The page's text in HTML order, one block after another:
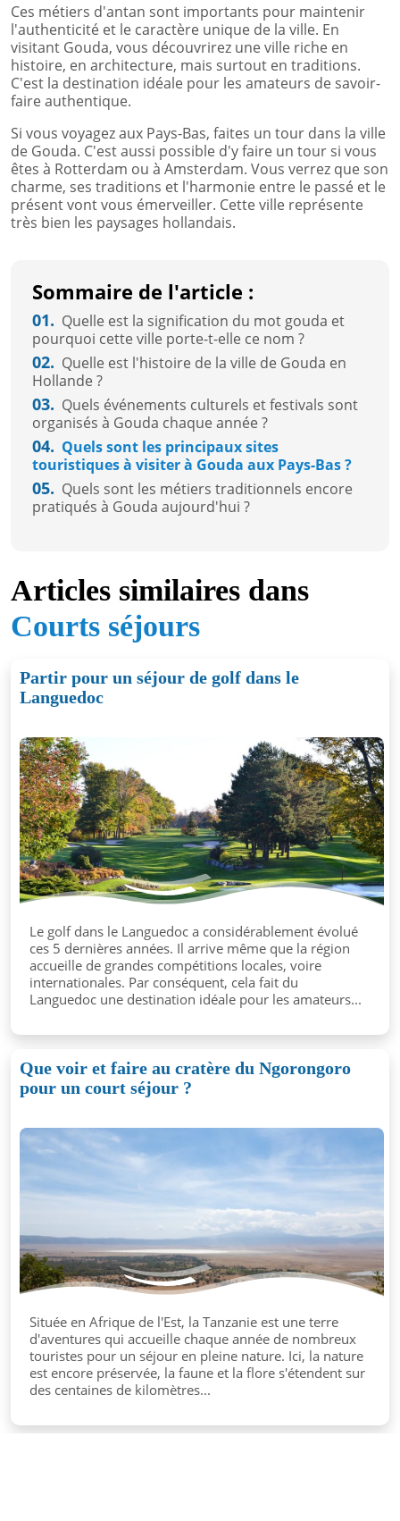
Ces métiers d'antan sont importants pour maintenir
l'authenticité et le caractère unique de la ville. En
visitant Gouda, vous découvrirez une ville riche en
histoire, en architecture, mais surtout en traditions.
C'est la destination idéale pour les amateurs de savoir-
faire authentique.
Si vous voyagez aux Pays-Bas, faites un tour dans la ville
de Gouda. C'est aussi possible d'y faire un tour si vous
êtes à Rotterdam ou à Amsterdam. Vous verrez que son
charme, ses traditions et l'harmonie entre le passé et le
présent vont vous émerveiller. Cette ville représente
très bien les paysages hollandais.
Sommaire de l'article :
01. Quelle est la signification du mot gouda et
pourquoi cette ville porte-t-elle ce nom ?
02. Quelle est l'histoire de la ville de Gouda en
Hollande ?
03. Quels événements culturels et festivals sont
organisés à Gouda chaque année ?
04. Quels sont les principaux sites
touristiques à visiter à Gouda aux Pays-Bas ?
05. Quels sont les métiers traditionnels encore
pratiqués à Gouda aujourd'hui ?
Articles similaires dans
Courts séjours
Partir pour un séjour de golf dans le
Languedoc
Le golf dans le Languedoc a considérablement évolué
ces 5 dernières années. Il arrive même que la région
accueille de grandes compétitions locales, voire
internationales. Par conséquent, cela fait du
Languedoc une destination idéale pour les amateurs...
Que voir et faire au cratère du Ngorongoro
pour un court séjour ?
Située en Afrique de l'Est, la Tanzanie est une terre
d'aventures qui accueille chaque année de nombreux
touristes pour un séjour en pleine nature. Ici, la nature
est encore préservée, la faune et la flore s'étendent sur
des centaines de kilomètres...